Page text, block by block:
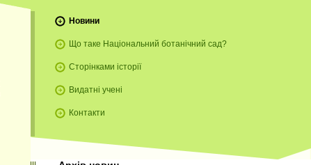
Новини
Що таке Національний ботанічний сад?
Сторінками історії
Видатні учені
Контакти